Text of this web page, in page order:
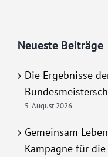
Neueste Beiträge
Die Ergebnisse
5. August 2026
Gemeinsam
Kampagne für